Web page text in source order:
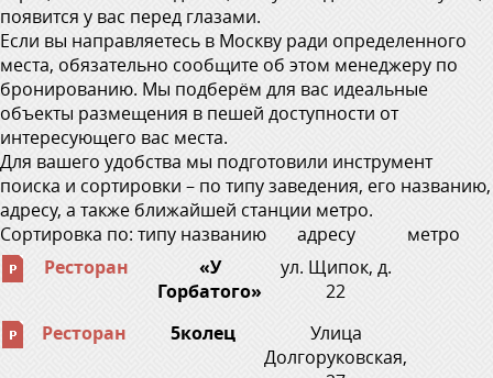
появится у вас перед глазами.
Если вы направляетесь в Москву ради определенного
места, обязательно сообщите об этом менеджеру по
бронированию. Мы подберём для вас идеальные
объекты размещения в пешей доступности от
интересующего вас места.
Для вашего удобства мы подготовили инструмент
поиска и сортировки – по типу заведения, его названию,
адресу, а также ближайшей станции метро.
Сортировка по: типу названию адресу
метро
Ресторан
«У
Горбатого»
ул. Щипок, д.
22
Ресторан
5колец
Улица
Долгоруковская,